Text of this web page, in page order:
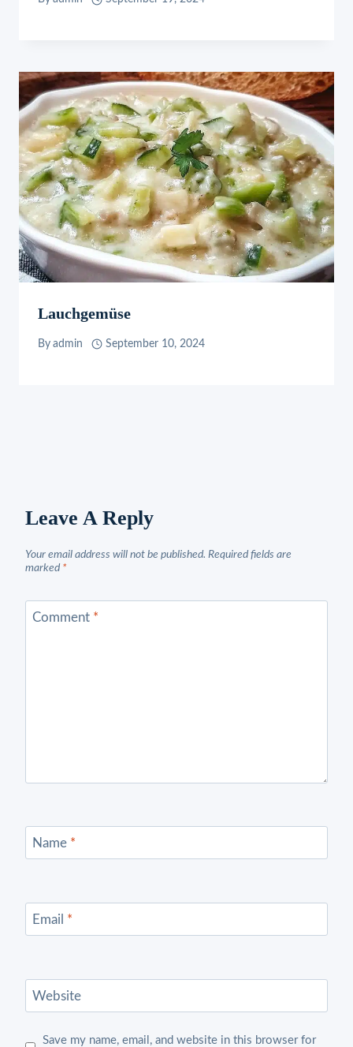
Lauchgemüse
By admin September 10, 2024
Leave A Reply
Your email address will not be published. Required fields are
marked *
Comment *
Name *
Email *
Website
Save my name, email, and website in this browser for